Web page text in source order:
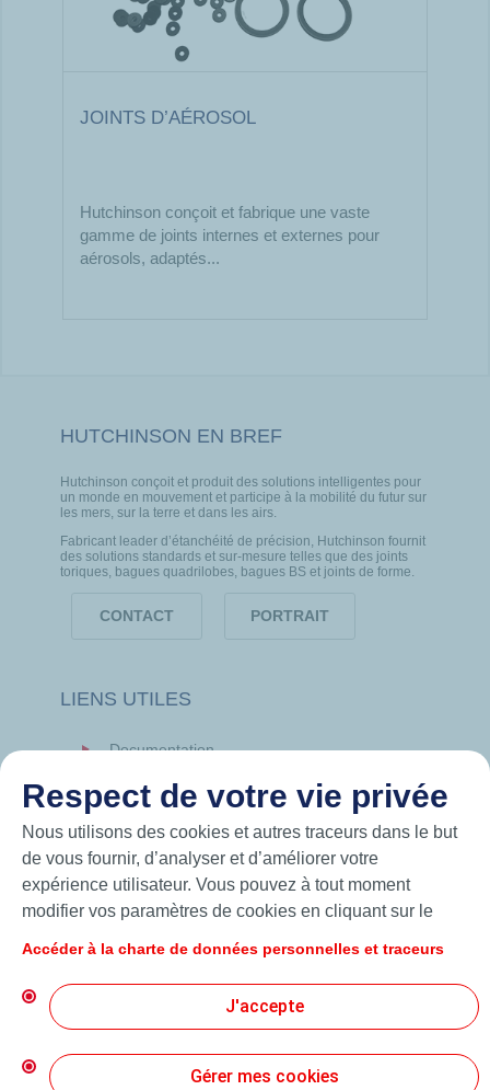
JOINTS D’AÉROSOL
Hutchinson conçoit et fabrique une vaste
gamme de joints internes et externes pour
aérosols, adaptés...
HUTCHINSON EN BREF
Hutchinson conçoit et produit des solutions intelligentes pour
un monde en mouvement et participe à la mobilité du futur sur
les mers, sur la terre et dans les airs.
Fabricant leader d’étanchéité de précision, Hutchinson fournit
des solutions standards et sur-mesure telles que des joints
toriques, bagues quadrilobes, bagues BS et joints de forme.
CONTACT PORTRAIT
LIENS UTILES
Documentation
Hutchinson.com
© 2026 Hutchinson Precision Sealing Systems
Respect de votre vie privée
Nous utilisons des cookies et autres traceurs dans le but
de vous fournir, d’analyser et d’améliorer votre
expérience utilisateur. Vous pouvez à tout moment
modifier vos paramètres de cookies en cliquant sur le
« J’accepte », vous acceptez le dépôt de l’ensemble des
cookies. Dans le cas où vous cliquez sur « Je refuse »,
seuls les cookies techniques nécessaires au bon
d’informations, vous pouvez consulter la page « Charte
Accéder à la charte de données personnelles et traceurs
J'accepte
Gérer mes cookies